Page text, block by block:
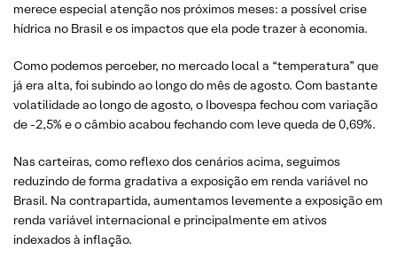
merece especial atenção nos próximos meses: a possível crise
hídrica no Brasil e os impactos que ela pode trazer à economia.
Como podemos perceber, no mercado local a “temperatura” que
já era alta, foi subindo ao longo do mês de agosto. Com bastante
volatilidade ao longo de agosto, o Ibovespa fechou com variação
de -2,5% e o câmbio acabou fechando com leve queda de 0,69%.
Nas carteiras, como reflexo dos cenários acima, seguimos
reduzindo de forma gradativa a exposição em renda variável no
Brasil. Na contrapartida, aumentamos levemente a exposição em
renda variável internacional e principalmente em ativos
indexados à inflação.